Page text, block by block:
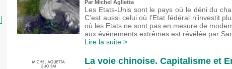
Par Michel Aglietta
Les Etats-Unis sont le pays où le déni du
C’est aussi celui où l’Etat fédéral n’investit
où les Etats ne sont pas en mesure de
aux événements extrêmes est révélée par
Lire la suite >
La voie chinoise. Capitalisme et